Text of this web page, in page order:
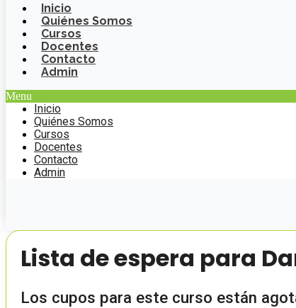
Inicio
Quiénes Somos
Cursos
Docentes
Contacto
Admin
Menu
Inicio
Quiénes Somos
Cursos
Docentes
Contacto
Admin
Lista de espera para
Los cupos para este curso están